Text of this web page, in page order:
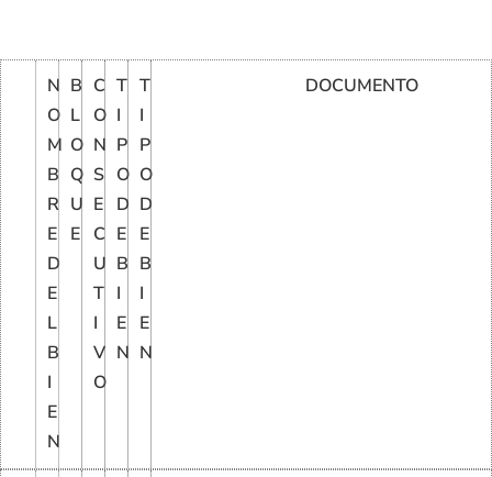
N
O
M
B
R
E
D
E
L
B
I
E
N
B
L
O
Q
U
E
C
O
N
S
E
C
U
T
I
V
O
T
I
P
O
D
E
B
I
E
N
T
I
P
O
D
E
B
I
E
N
DOCUMENTO